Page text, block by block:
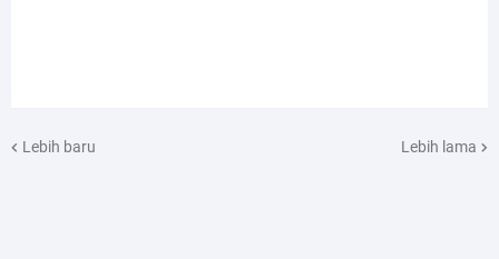
Lebih baru Lebih lama